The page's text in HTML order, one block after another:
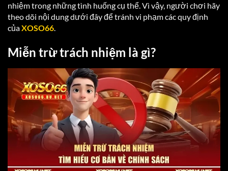
nhiệm trong những tình huống cụ thể. Vì vậy, người chơi hãy
theo dõi nội dung dưới đây để tránh vi phạm các quy định
củaXOSO66.
Miễn trừ trách nhiệm là gì?